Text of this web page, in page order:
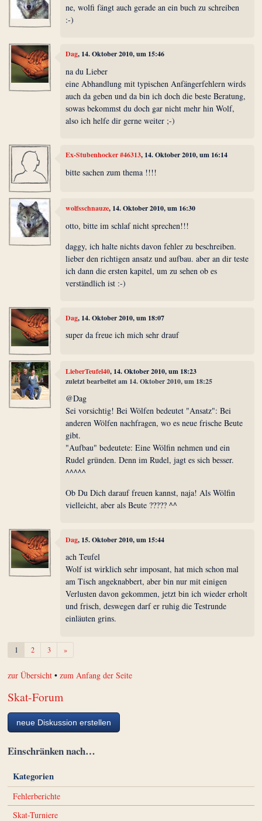
ne, wolfi fängt auch gerade an ein buch zu schreiben
:-)
Dag, 14. Oktober 2010, um 15:46
na du Lieber
eine Abhandlung mit typischen Anfängerfehlern wirds
auch da geben und da bin ich doch die beste Beratung,
sowas bekommst du doch gar nicht mehr hin Wolf,
also ich helfe dir gerne weiter ;-)
Ex-Stubenhocker #46313, 14. Oktober 2010, um 16:14
bitte sachen zum thema !!!!
wolfsschnauze, 14. Oktober 2010, um 16:30
otto, bitte im schlaf nicht sprechen!!!
daggy, ich halte nichts davon fehler zu beschreiben.
lieber den richtigen ansatz und aufbau. aber an dir teste
ich dann die ersten kapitel, um zu sehen ob es
verständlich ist :-)
Dag, 14. Oktober 2010, um 18:07
super da freue ich mich sehr drauf
LieberTeufel40, 14. Oktober 2010, um 18:23
zuletzt bearbeitet am 14. Oktober 2010, um 18:25
@Dag
Sei vorsichtig! Bei Wölfen bedeutet "Ansatz": Bei
anderen Wölfen nachfragen, wo es neue frische Beute
gibt.
"Aufbau" bedeutete: Eine Wölfin nehmen und ein
Rudel gründen. Denn im Rudel, jagt es sich besser.
^^^^^
Ob Du Dich darauf freuen kannst, naja! Als Wölfin
vielleicht, aber als Beute ????? ^^
Dag, 15. Oktober 2010, um 15:44
ach Teufel
Wolf ist wirklich sehr imposant, hat mich schon mal
am Tisch angeknabbert, aber bin nur mit einigen
Verlusten davon gekommen, jetzt bin ich wieder erholt
und frisch, deswegen darf er ruhig die Testrunde
einläuten grins.
1 2 3 »Weiter
zur Übersicht •zum Anfang der Seite
Skat-Forum
neue Diskussion erstellen
Einschränken nach…
Kategorien
Fehlerberichte
Skat-Turniere